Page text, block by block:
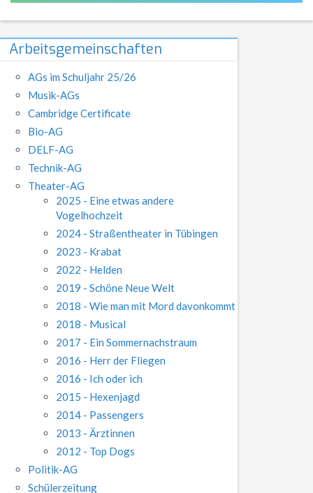
Arbeitsgemeinschaften
AGs im Schuljahr 25/26
Musik-AGs
Cambridge Certificate
Bio-AG
DELF-AG
Technik-AG
Theater-AG
2025 - Eine etwas andere
Vogelhochzeit
2024 - Straßentheater in Tübingen
2023 - Krabat
2022 - Helden
2019 - Schöne Neue Welt
2018 - Wie man mit Mord davonkommt
2018 - Musical
2017 - Ein Sommernachstraum
2016 - Herr der Fliegen
2016 - Ich oder ich
2015 - Hexenjagd
2014 - Passengers
2013 - Ärztinnen
2012 - Top Dogs
Politik-AG
Schülerzeitung